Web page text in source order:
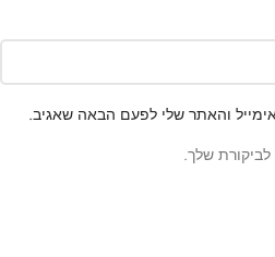
והאתר שלי לפעם הבאה שאגיב.
שלך.